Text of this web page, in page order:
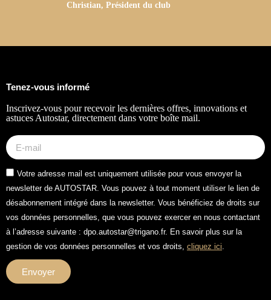
Christian, Président du club
Tenez-vous informé
Inscrivez-vous pour recevoir les dernières offres, innovations et
astuces Autostar, directement dans votre boîte mail.
Votre adresse mail est uniquement utilisée pour vous envoyer la
newsletter de AUTOSTAR. Vous pouvez à tout moment utiliser le lien de
désabonnement intégré dans la newsletter. Vous bénéficiez de droits sur
vos données personnelles, que vous pouvez exercer en nous contactant
à l’adresse suivante : dpo.autostar@trigano.fr. En savoir plus sur la
gestion de vos données personnelles et vos droits, cliquez ici
Envoyer